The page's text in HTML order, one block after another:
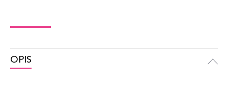
OPIS